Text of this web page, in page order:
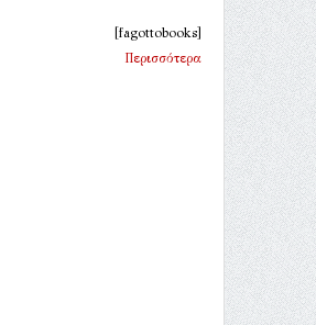
[fagottobooks]
Περισσότερα